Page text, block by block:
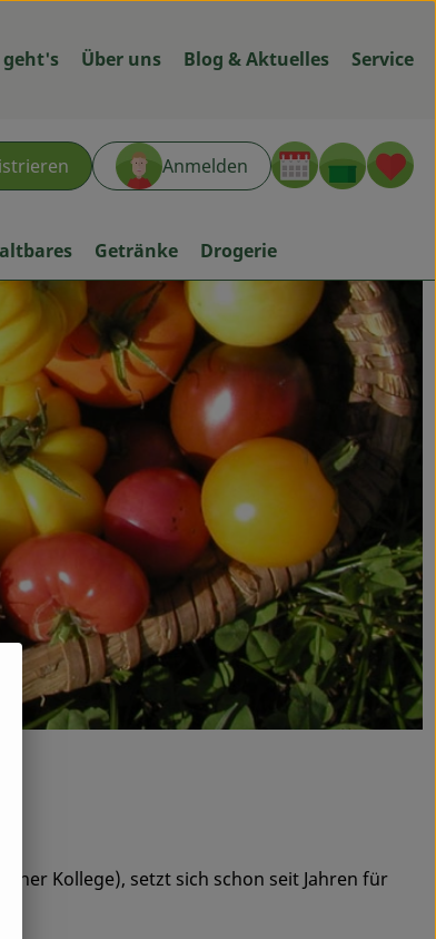
geht's Über uns Blog & Aktuelles Service
Anmelden
Getränke Drogerie
Kollege), setzt sich schon seit Jahren für